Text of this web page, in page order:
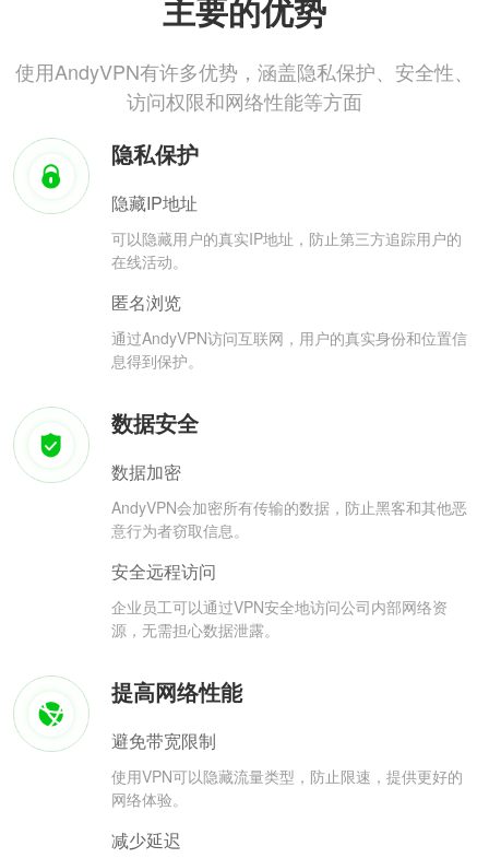
主要的优势
使用AndyVPN有许多优势，涵盖隐私保护、安全性、
访问权限和网络性能等方面
隐私保护
隐藏IP地址
可以隐藏用户的真实IP地址，防止第三方追踪用户的
在线活动。
匿名浏览
通过AndyVPN访问互联网，用户的真实身份和位置信
息得到保护。
数据安全
数据加密
AndyVPN会加密所有传输的数据，防止黑客和其他恶
意行为者窃取信息。
安全远程访问
企业员工可以通过VPN安全地访问公司内部网络资
源，无需担心数据泄露。
提高网络性能
避免带宽限制
使用VPN可以隐藏流量类型，防止限速，提供更好的
网络体验。
减少延迟